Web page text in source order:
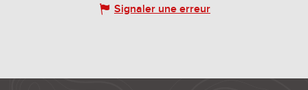
Signaler une erreur